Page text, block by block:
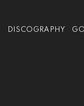
DISCOGRAPHY